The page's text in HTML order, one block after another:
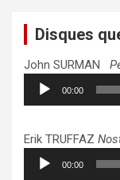
Disques
John SURMAN
Lecteur
audio
00:00
Erik TRUFFAZ
Lecteur
audio
00:00